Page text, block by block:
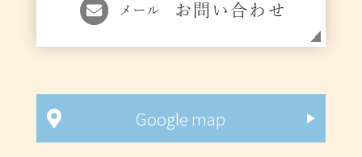
メール お問い合わせ
Google map